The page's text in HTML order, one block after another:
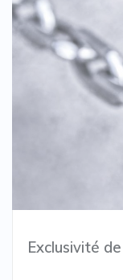
Exclusivité